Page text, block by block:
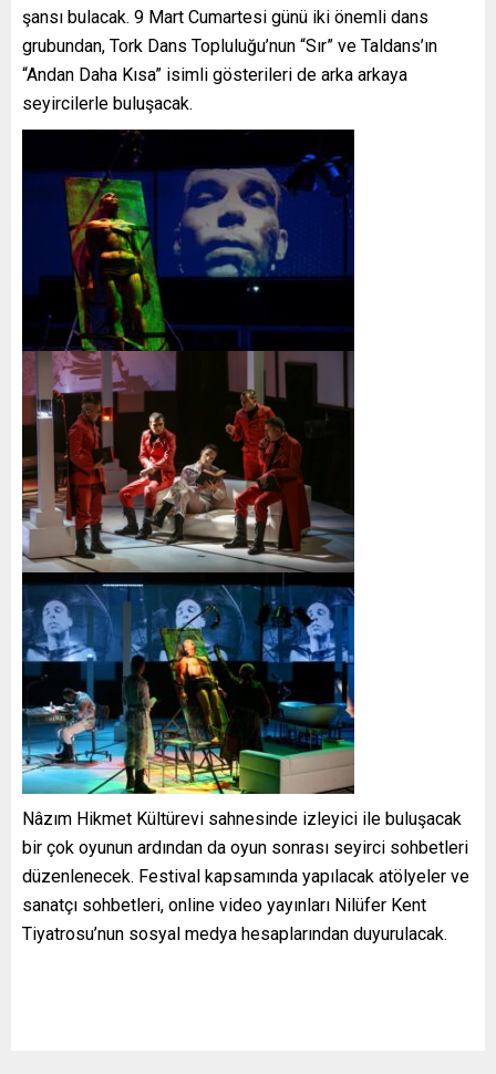
şansı bulacak. 9 Mart Cumartesi günü iki önemli dans
grubundan, Tork Dans Topluluğu’nun “Sır” ve Taldans’ın
“Andan Daha Kısa” isimli gösterileri de arka arkaya
seyircilerle buluşacak.
Nâzım Hikmet Kültürevi sahnesinde izleyici ile buluşacak
bir çok oyunun ardından da oyun sonrası seyirci sohbetleri
düzenlenecek. Festival kapsamında yapılacak atölyeler ve
sanatçı sohbetleri, online video yayınları Nilüfer Kent
Tiyatrosu’nun sosyal medya hesaplarından duyurulacak.